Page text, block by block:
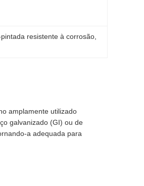
resistente à corrosão
amplamente utilizado
galvanizado (GI) ou de
a adequada para